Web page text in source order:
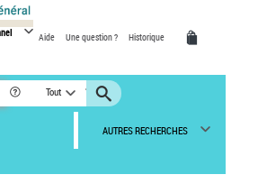
Aide Une question ? Historique
Tout
AUTRES RECHERCHES